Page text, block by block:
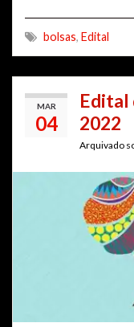
bolsas, Edital
MAR
04
Edital
2022
Arquivado